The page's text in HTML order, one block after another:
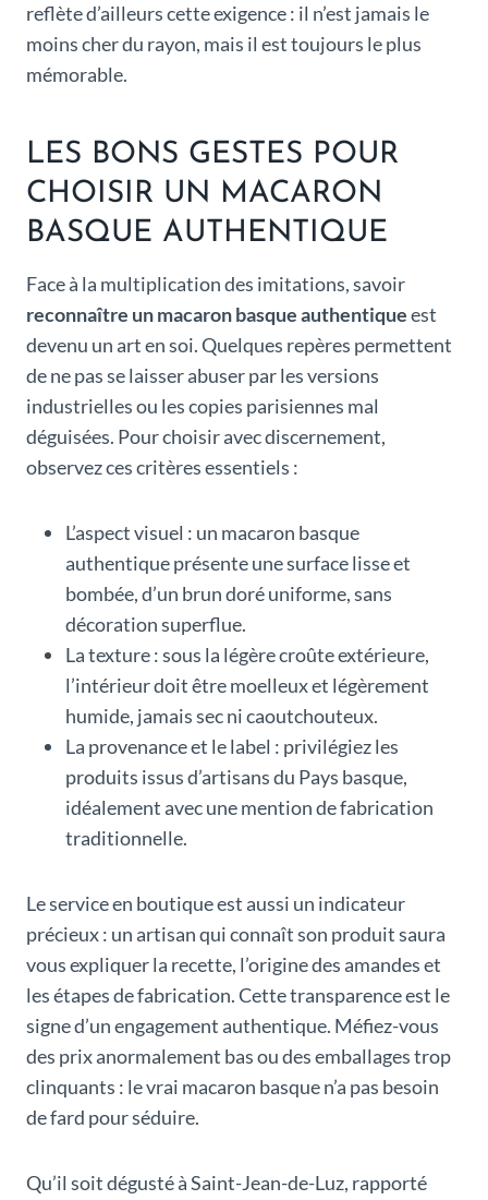
reflète d’ailleurs cette exigence : il n’est jamais le
moins cher du rayon, mais il est toujours le plus
mémorable.
LES BONS GESTES POUR
CHOISIR UN MACARON
BASQUE AUTHENTIQUE
Face à la multiplication des imitations, savoir
reconnaître un macaron basque authentiqueest
devenu un art en soi. Quelques repères permettent
de ne pas se laisser abuser par les versions
industrielles ou les copies parisiennes mal
déguisées. Pour choisir avec discernement,
observez ces critères essentiels :
L’aspect visuel : un macaron basque
authentique présente une surface lisse et
bombée, d’un brun doré uniforme, sans
décoration superflue.
La texture : sous la légère croûte extérieure,
l’intérieur doit être moelleux et légèrement
humide, jamais sec ni caoutchouteux.
La provenance et le label : privilégiez les
produits issus d’artisans du Pays basque,
idéalement avec une mention de fabrication
traditionnelle.
Le service en boutique est aussi un indicateur
précieux : un artisan qui connaît son produit saura
vous expliquer la recette, l’origine des amandes et
les étapes de fabrication. Cette transparence est le
signe d’un engagement authentique. Méfiez-vous
des prix anormalement bas ou des emballages trop
clinquants : le vrai macaron basque n’a pas besoin
de fard pour séduire.
Qu’il soit dégusté à Saint-Jean-de-Luz, rapporté